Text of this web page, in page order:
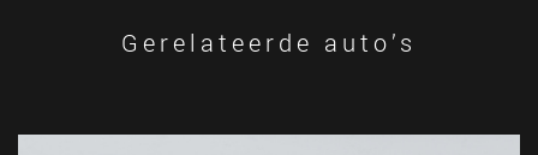
Gerelateerde auto’s